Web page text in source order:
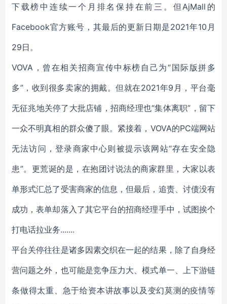
下载榜中连续一个月排名保持在前三。但AjMall的
Facebook官方账号，其最后的更新日期是2021年10月
29日。
VOVA，曾在相关招商宣传中标榜自己为“国际版拼多
多”，收到很多卖家的拥戴。但就在2021年9月，平台毫
无征兆地关停了大批店铺，招商经理也“集体离职”，留下
一众不明真相的群众傻了眼。紧接着，VOVA的PC端网站
无法访问，登录商家中心则被提示该网站“存在安全隐
患”。更荒诞的是，在抱团讨说法的商家群里，大家以表
单形式汇总了受害商家的信息，但最后，追责、讨债没有
成功，表单却落入了其它平台的招商经理手中，试图挨个
打电话拉业务.......
平台关停往往是诸多因素交织在一起的结果，除了自身经
营问题之外，也可能是竞争压力大、模式单一、上下游链
条做得太重、急于给资本讲故事以及变幻莫测的疫情等